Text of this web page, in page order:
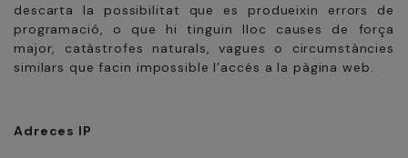
descarta la possibilitat que es produeixin errors de
programació, o que hi tinguin lloc causes de força
major, catàstrofes naturals, vagues o circumstàncies
similars que facin impossible l’accés a la pàgina web.
Adreces IP